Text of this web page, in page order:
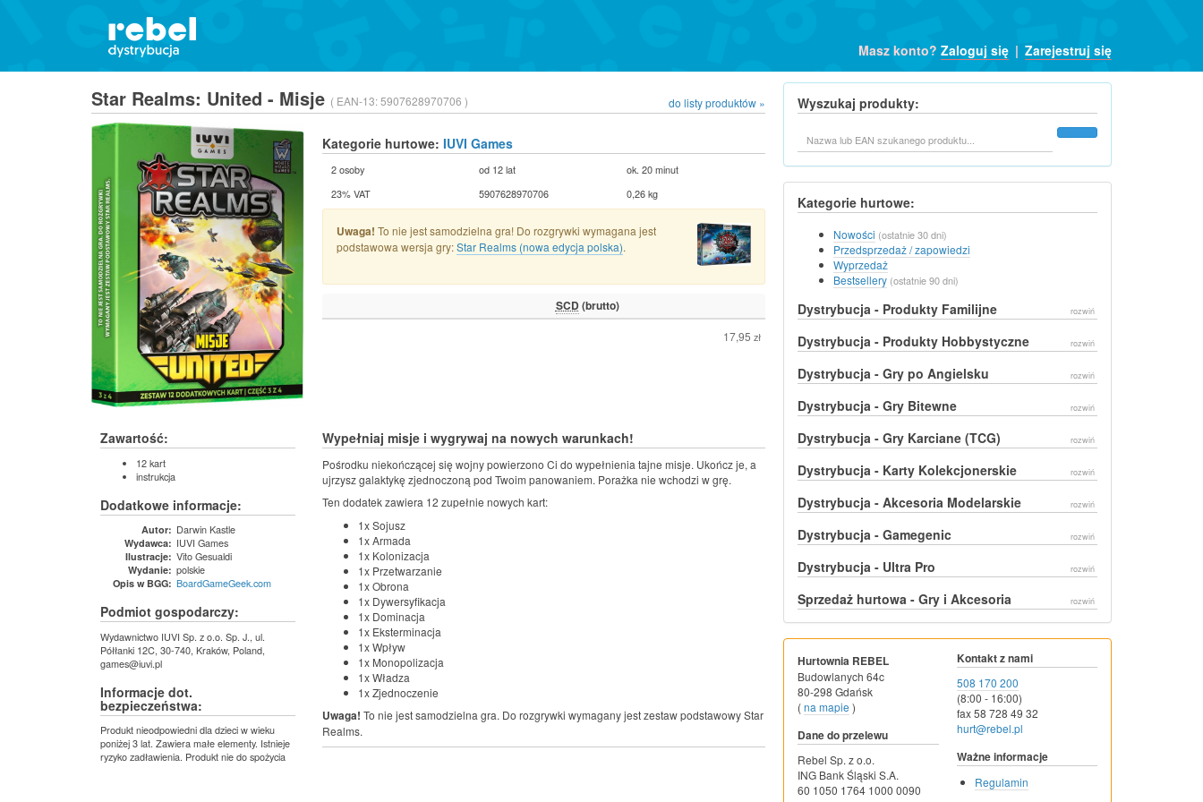
Masz konto? Zaloguj się | Zarejestruj się
Star Realms: United - Misje ( EAN-13:5907628970706 ) do listy produktów »
Kategorie hurtowe: IUVI Games
2 osoby od 12 lat
ok. 20 minut
23% VAT
5907628970706 0,26 kg
Uwaga! To nie jest samodzielna gra! Do rozgrywki wymagana jest
podstawowa wersja gry:Star Realms (nowa edycja polska).
SCD (brutto)
17,95 zł
Zawartość:
12 kart
instrukcja
Dodatkowe informacje:
Autor: Darwin Kastle
Wydawca: IUVI Games
Ilustracje: Vito Gesualdi
Wydanie: polskie
Opis w BGG: BoardGameGeek.com
Podmiot gospodarczy:
Wydawnictwo IUVI Sp. z o.o. Sp. J., ul.
Półłanki 12C, 30-740, Kraków, Poland,
games@iuvi.pl
Informacje dot.
bezpieczeństwa:
Produkt nieodpowiedni dla dzieci w wieku
poniżej 3 lat. Zawiera małe elementy. Istnieje
ryzyko zadławienia. Produkt nie do spożycia
Wypełniaj misje i wygrywaj na nowych warunkach!
Pośrodku niekończącej się wojny powierzono Ci do wypełnie­nia tajne misje. Ukończ je, a
ujrzysz galaktykę zjednoczoną pod Twoim panowaniem. Porażka nie wchodzi w grę.
Ten dodatek zawiera 12 zupełnie nowych kart:
1x Sojusz
1x Armada
1x Kolonizacja
1x Przetwarzanie
1x Obrona
1x Dywersyfikacja
1x Dominacja
1x Eksterminacja
1x Wpływ
1x Monopolizacja
1x Władza
1x Zjednoczenie
Uwaga! To nie jest samodzielna gra. Do rozgrywki wymagany jest zestaw podstawowy Star
Realms.
Wyszukaj produkty:
Kategorie hurtowe:
Nowości (ostatnie 30 dni)
Przedsprzedaż / zapowiedzi
Wyprzedaż
Bestsellery (ostatnie 90 dni)
Dystrybucja - Produkty Familijne rozwiń
Dystrybucja - Produkty Hobbystyczne rozwiń
Dystrybucja - Gry po Angielsku rozwiń
Dystrybucja - Gry Bitewne rozwiń
Dystrybucja - Gry Karciane (TCG) rozwiń
Dystrybucja - Karty Kolekcjonerskie rozwiń
Dystrybucja - Akcesoria Modelarskie rozwiń
Dystrybucja - Gamegenic rozwiń
Dystrybucja - Ultra Pro rozwiń
Sprzedaż hurtowa - Gry i Akcesoria rozwiń
Hurtownia REBEL
Budowlanych 64c
80-298 Gdańsk
(na mapie )
Dane do przelewu
Rebel Sp. z o.o.
ING Bank Śląski S.A.
60 1050 1764 1000 0090
Kontakt z nami
508 170 200
(8:00 - 16:00)
fax 58 728 49 32
hurt@rebel.pl
Ważne informacje
Regulamin